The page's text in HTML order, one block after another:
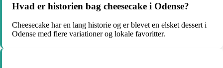
Hvad er historien bag cheesecake i Odense?
Cheesecake har en lang historie og er blevet en elsket dessert i
Odense med flere variationer og lokale favoritter.